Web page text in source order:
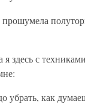
прошумела
здесь с
как